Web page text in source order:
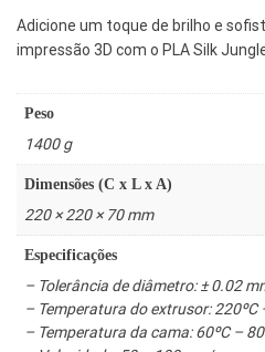
Adicione um toque de brilho e
impressão 3D com o PLA Silk
Peso
1400 g
Dimensões (C x L x A)
220 × 220 × 70 mm
Especificações
– Tolerância de diâmetro: ± 0.02
– Temperatura do extrusor: 220ºC
– Temperatura da cama: 60ºC –